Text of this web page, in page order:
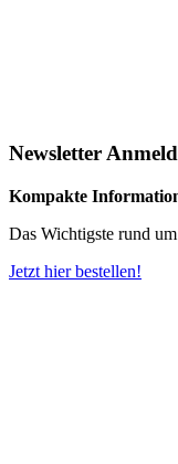
Newsletter
Kompakte
Das Wichtigste rund
Jetzt hier bestellen!